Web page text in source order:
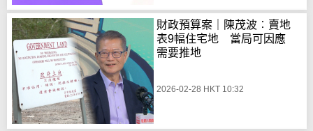
財政預算案｜陳茂波︰賣地
表9幅住宅地 當局可因應
需要推地
2026-02-28 HKT 10:32